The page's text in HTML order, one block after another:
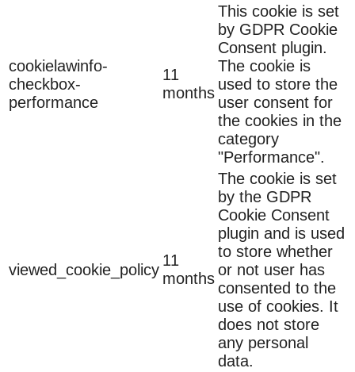
cookielawinfo-
checkbox-
performance
11
months
This cookie is set
by GDPR Cookie
Consent plugin.
The cookie is
used to store the
user consent for
the cookies in the
category
"Performance".
viewed_cookie_policy
11
months
The cookie is set
by the GDPR
Cookie Consent
plugin and is used
to store whether
or not user has
consented to the
use of cookies. It
does not store
any personal
data.